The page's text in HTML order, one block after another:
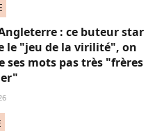
: ce buteur star
le "jeu de la virilité", on
ses mots pas très "frères